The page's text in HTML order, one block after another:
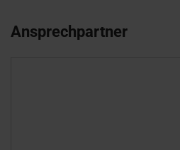
Ansprechpartner